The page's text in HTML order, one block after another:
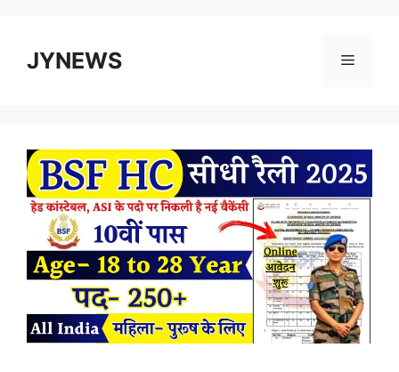
contentJYNEWS Menu